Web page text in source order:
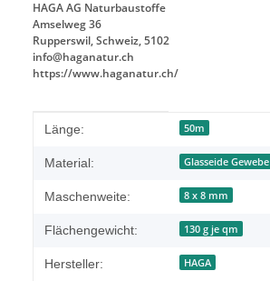
HAGA AG Naturbaustoffe
Amselweg 36
Rupperswil, Schweiz, 5102
info@haganatur.ch
https://www.haganatur.ch/
Produkteigenschaft
Wert
Länge: 50m
Material: Glasseide Gewebe
Maschenweite: 8 x 8 mm
Flächengewicht: 130 g je qm
Hersteller: HAGA